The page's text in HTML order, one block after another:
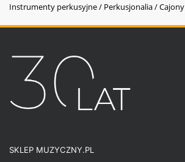
Instrumenty perkusyjne / Perkusjonalia / Cajony
SKLEP MUZYCZNY.PL